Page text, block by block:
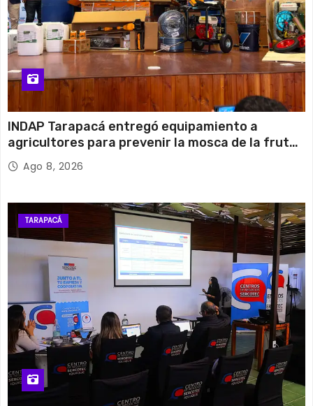
INDAP Tarapacá entregó equipamiento a
agricultores para prevenir la mosca de la fruta
en Pica
Ago 8, 2026
TARAPACÁ